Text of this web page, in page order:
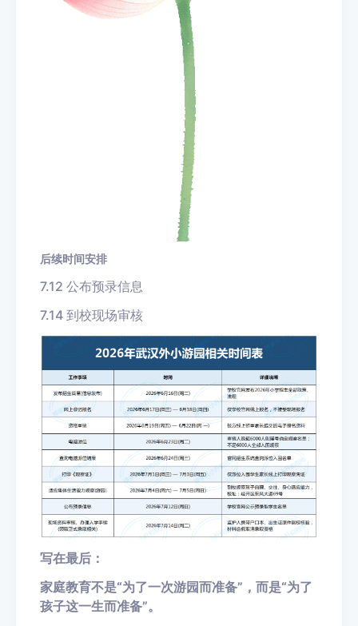
后续时间安排
7.12 公布预录信息
7.14 到校现场审核
写在最后：
家庭教育不是“为了一次游园而准备”，而是“为了
孩子这一生而准备”。